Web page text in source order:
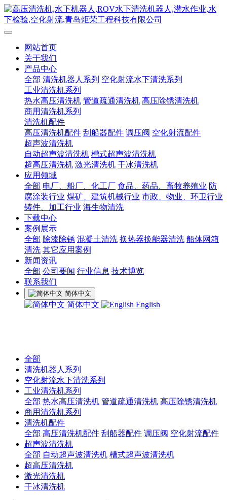
网站首页
关于我们
产品中心
全部 清洗机器人系列 空化射流水下清洗系列
工业清洗机系列
热水高压清洗机 管道疏通清洗机 高压除锈清洗机
商用清洗机系列
清洗机配件
高压清洗机配件 刮船器配件 调压阀 空化射流配件
超声波清洗机
自动超声波清洗机 槽式超声波清洗机
超高压清洗机 激光清洗机 干冰清洗机
应用领域
全部 电厂、船厂、化工厂 食品、药品、畜牧养殖业 防
腐涂装行业 煤矿、建筑机械行业 市政、物业、环卫行业
铸件、加工行业 海生物清洗
下载中心
案例展示
全部 除漆除锈 混凝土清洗 换热器换能器清洗 船体网箱
清洗 其它应用案例
新闻资讯
全部 公司要闻 行业信息 技术博览
联系我们
简体中文
简体中文 English
全部
清洗机器人系列
空化射流水下清洗系列
工业清洗机系列
全部 热水高压清洗机 管道疏通清洗机 高压除锈清洗机
商用清洗机系列
清洗机配件
全部 高压清洗机配件 刮船器配件 调压阀 空化射流配件
超声波清洗机
全部 自动超声波清洗机 槽式超声波清洗机
超高压清洗机
激光清洗机
干冰清洗机